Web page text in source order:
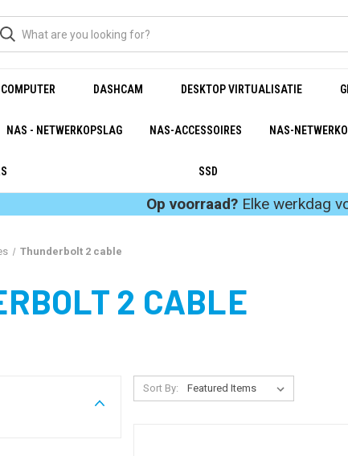
COMPUTER DASHCAM DESKTOP VIRTUALISATIE
NAS - NETWERKOPSLAG NAS-ACCESSOIRES NAS-
SSD
Op voorraad? Elke werkdag
Thunderbolt 2 cable
2 CABLE
Sort By: